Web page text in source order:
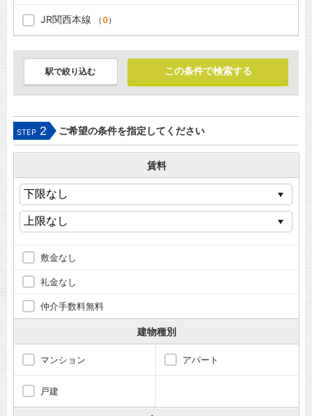
JR関西本線 （0）
駅で絞り込む
STEP 2 ご希望の条件を指定してください
賃料
敷金なし
礼金なし
仲介手数料無料
建物種別
マンション アパート
戸建